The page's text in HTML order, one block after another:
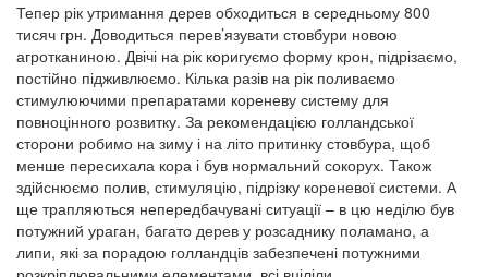
Тепер рік утримання дерев обходиться в середньому 800
тисяч грн. Доводиться перев’язувати стовбури новою
агротканиною. Двічі на рік коригуємо форму крон, підрізаємо,
постійно підживлюємо. Кілька разів на рік поливаємо
стимулюючими препаратами кореневу систему для
повноцінного розвитку. За рекомендацією голландської
сторони робимо на зиму і на літо притинку стовбура, щоб
менше пересихала кора і був нормальний сокорух. Також
здійснюємо полив, стимуляцію, підрізку кореневої системи. А
ще трапляються непередбачувані ситуації – в цю неділю був
потужний ураган, багато дерев у розсаднику поламано, а
липи, які за порадою голландців забезпечені потужними